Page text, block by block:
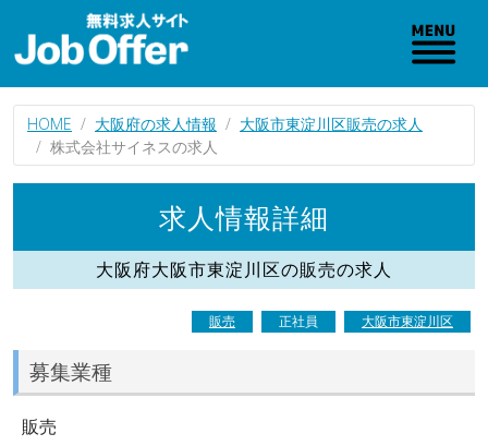
HOME 大阪府の求人情報
大阪市東淀川区販売の求人
株式会社サイネスの求人
求人情報詳細
大阪府大阪市東淀川区の販売の求人
販売 正社員 大阪市東淀川区
募集業種
販売